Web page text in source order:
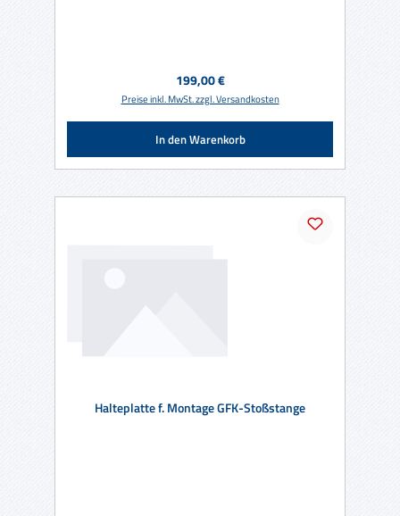
Regulärer Preis:
199,00 €
Preise inkl. MwSt. zzgl. Versandkosten
In den Warenkorb
Halteplatte f. Montage GFK-Stoßstange